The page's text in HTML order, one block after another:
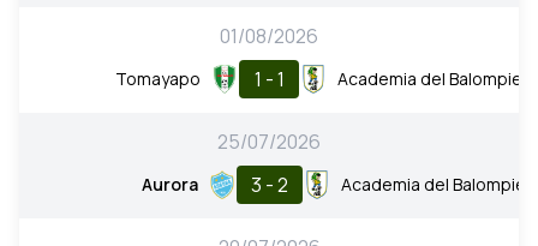
01/08/2026
Tomayapo 1 - 1 Academia del Balompie
25/07/2026
Aurora 3 - 2 Academia del Balompie